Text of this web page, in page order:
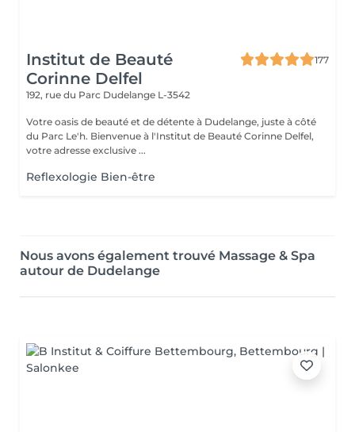
Institut de Beauté
Corinne Delfel
177
192, rue du Parc Dudelange L-3542
Votre oasis de beauté et de détente à Dudelange, juste à côté
du Parc Le'h. Bienvenue à l'Institut de Beauté Corinne Delfel,
votre adresse exclusive ...
Reflexologie Bien-être
Nous avons également trouvé Massage & Spa
autour de Dudelange